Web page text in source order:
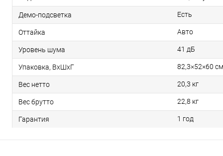
Демо-подсветка Есть
Оттайка Авто
Уровень шума 41 дБ
Упаковка, ВxШxГ 82,3×52×60 см
Вес нетто 20,3 кг
Вес брутто 22,8 кг
Гарантия 1 год